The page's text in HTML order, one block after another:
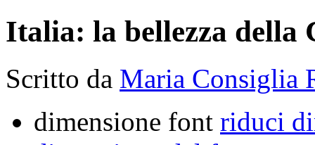
Italia: la bellezza della
Scritto da Maria Consiglia
dimensione font riduci